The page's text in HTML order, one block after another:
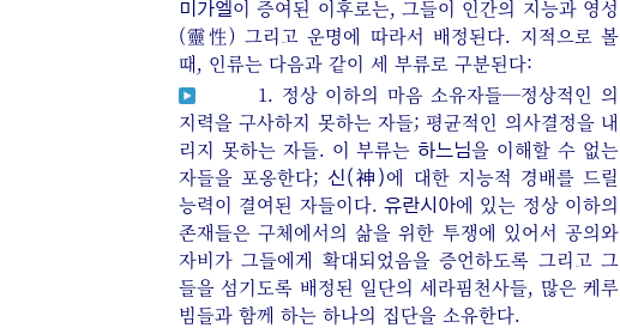
미가엘이 증여된 이후로는, 그들이 인간의 지능과 영성
(靈性) 그리고 운명에 따라서 배정된다. 지적으로 볼
때, 인류는 다음과 같이 세 부류로 구분된다:
1. 정상 이하의 마음 소유자들─정상적인 의
지력을 구사하지 못하는 자들; 평균적인 의사결정을 내
리지 못하는 자들. 이 부류는 하느님을 이해할 수 없는
자들을 포옹한다; 신(神)에 대한 지능적 경배를 드릴
능력이 결여된 자들이다. 유란시아에 있는 정상 이하의
존재들은 구체에서의 삶을 위한 투쟁에 있어서 공의와
자비가 그들에게 확대되었음을 증언하도록 그리고 그
들을 섬기도록 배정된 일단의 세라핌천사들, 많은 케루
빔들과 함께 하는 하나의 집단을 소유한다.